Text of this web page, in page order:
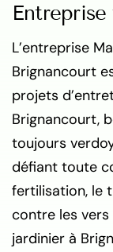
L’entreprise
Brignancourt
projets
Brignancourt,
toujours
défiant toute
fertilisation, le
contre les vers
jardinier à